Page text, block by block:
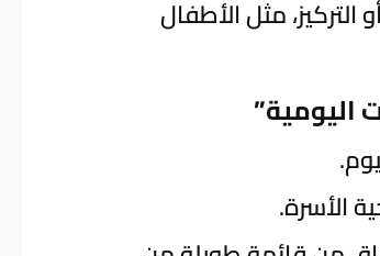
مثل الأطفال
الأسرة.